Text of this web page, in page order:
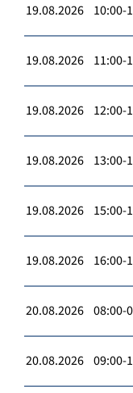
19.08.2026 10:00-
19.08.2026 11:00-
19.08.2026 12:00-
19.08.2026 13:00-
19.08.2026 15:00-
19.08.2026 16:00-
20.08.2026 08:00-
20.08.2026 09:00-